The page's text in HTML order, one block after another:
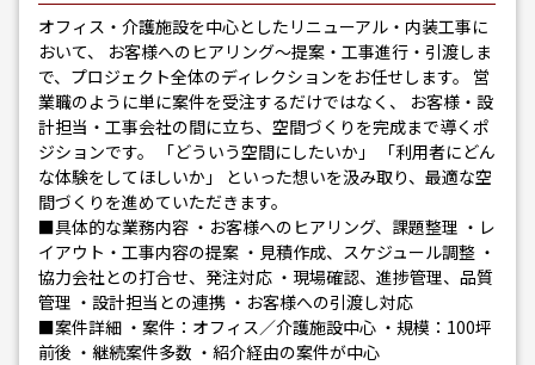
オフィス・介護施設を中心としたリニューアル・内装工事に
おいて、 お客様へのヒアリング〜提案・工事進行・引渡しま
で、プロジェクト全体のディレクションをお任せします。 営
業職のように単に案件を受注するだけではなく、 お客様・設
計担当・工事会社の間に立ち、空間づくりを完成まで導くポ
ジションです。 「どういう空間にしたいか」 「利用者にどん
な体験をしてほしいか」 といった想いを汲み取り、最適な空
間づくりを進めていただきます。
■具体的な業務内容 ・お客様へのヒアリング、課題整理 ・レ
イアウト・工事内容の提案 ・見積作成、スケジュール調整 ・
協力会社との打合せ、発注対応 ・現場確認、進捗管理、品質
管理 ・設計担当との連携 ・お客様への引渡し対応
■案件詳細 ・案件：オフィス／介護施設中心 ・規模：100坪
前後 ・継続案件多数 ・紹介経由の案件が中心